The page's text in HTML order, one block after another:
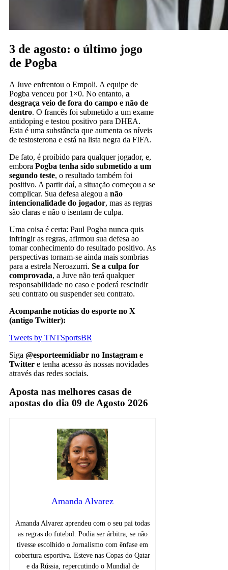
3 de agosto: o último jogo
de Pogba
A Juve enfrentou o Empoli. A equipe de
Pogba venceu por 1×0. No entanto, a
desgraça veio de fora do campo e não de
dentro. O francês foi submetido a um exame
antidoping e testou positivo para DHEA.
Esta é uma substância que aumenta os níveis
de testosterona e está na lista negra da FIFA.
De fato, é proibido para qualquer jogador, e,
embora Pogba tenha sido submetido a um
segundo teste, o resultado também foi
positivo. A partir daí, a situação começou a se
complicar. Sua defesa alegou a não
intencionalidade do jogador, mas as regras
são claras e não o isentam de culpa.
Uma coisa é certa: Paul Pogba nunca quis
infringir as regras, afirmou sua defesa ao
tomar conhecimento do resultado positivo. As
perspectivas tornam-se ainda mais sombrias
para a estrela Neroazurri. Se a culpa for
comprovada, a Juve não terá qualquer
responsabilidade no caso e poderá rescindir
seu contrato ou suspender seu contrato.
Acompanhe notícias do esporte no X
(antigo Twitter):
Tweets by TNTSportsBR
Siga @esporteemidiabr no Instagram e
Twitter e tenha acesso às nossas novidades
através das redes sociais.
Aposta nas melhores casas de
apostas do dia 09 de Agosto 2026
Amanda Alvarez
Amanda Alvarez aprendeu com o seu pai todas
as regras do futebol. Podia ser árbitra, se não
tivesse escolhido o Jornalismo com ênfase em
cobertura esportiva. Esteve nas Copas do Qatar
e da Rússia, repercutindo o Mundial de